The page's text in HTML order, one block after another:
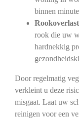
binnen
rook die uw
hardnekkig
Door regelmatig
verkleint u deze
misgaat. Laat uw
reinigen voor een